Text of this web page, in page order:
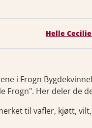
Helle
i Frogn
Frogn". Her deler de
til vafler, kjøtt,